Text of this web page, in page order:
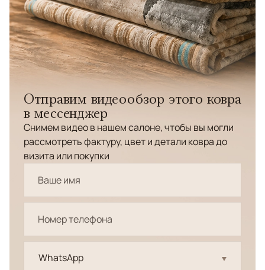
Отправим видеообзор этого ковра
в мессенджер
Снимем видео в нашем салоне, чтобы вы могли
рассмотреть фактуру, цвет и детали ковра до
визита или покупки
WhatsApp